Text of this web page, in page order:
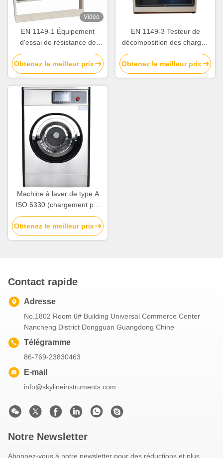
Vidéo
EN 1149-1 Équipement
d'essai de résistance de
surface et de volume des
matériaux de tissu
Obtenez le meilleur prix
EN 1149-3 Testeur de
décomposition des charges
électrostatiques des
vêtements de protection
Obtenez le meilleur prix
Machine à laver de type A
ISO 6330 (chargement par
l'avant, tambour horizontal)
Obtenez le meilleur prix
Contact rapide
Adresse
No.1802 Room 6# Building Universal Commerce Center
Nancheng District Dongguan Guangdong Chine
Télégramme
86-769-23830463
E-mail
info@skylineinstruments.com
Notre Newsletter
Abonnez-vous à notre newsletter pour des réductions et plus